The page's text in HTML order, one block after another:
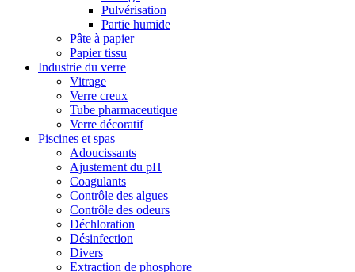
Pulvérisation
Partie humide
Pâte à papier
Papier tissu
Industrie du verre
Vitrage
Verre creux
Tube pharmaceutique
Verre décoratif
Piscines et spas
Adoucissants
Ajustement du pH
Coagulants
Contrôle des algues
Contrôle des odeurs
Déchloration
Désinfection
Divers
Extraction de phosphore